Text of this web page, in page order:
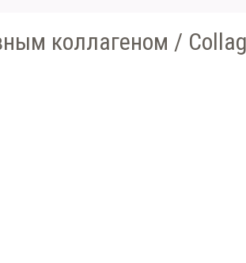
коллагеном /